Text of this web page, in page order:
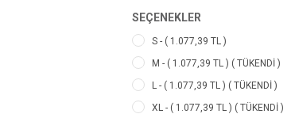
SEÇENEKLER
S - ( 1.077,39 TL )
M - ( 1.077,39 TL ) ( TÜKENDİ )
L - ( 1.077,39 TL ) ( TÜKENDİ )
XL - ( 1.077,39 TL ) ( TÜKENDİ )